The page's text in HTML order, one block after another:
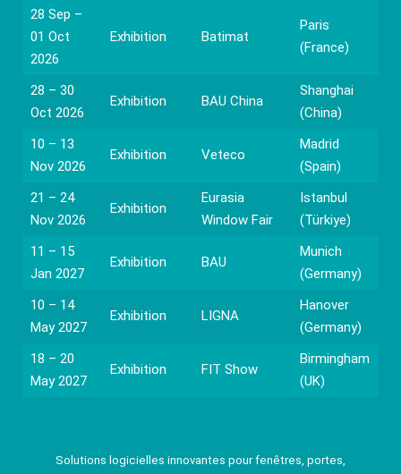
28 Sep –
01 Oct
2026
Exhibition Batimat
Paris
(France)
28 – 30
Oct 2026
Exhibition BAU China
Shanghai
(China)
10 – 13
Nov 2026
Exhibition Veteco
Madrid
(Spain)
21 – 24
Nov 2026
Exhibition
Eurasia
Window Fair
Istanbul
(Türkiye)
11 – 15
Jan 2027
Exhibition BAU
Munich
(Germany)
10 – 14
May 2027
Exhibition LIGNA
Hanover
(Germany)
18 – 20
May 2027
Exhibition FIT Show
Birmingham
(UK)
Solutions logicielles innovantes pour fenêtres, portes,